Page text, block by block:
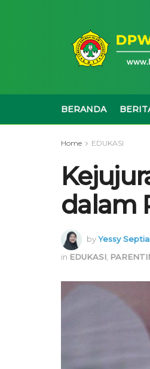
BERANDA
Home EDUKASI
dalam
byYessy
in EDUKASI